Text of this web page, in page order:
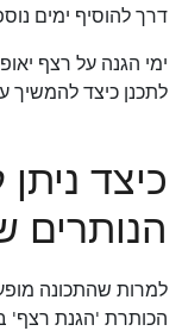
דרך להוסיף ימים
ימי הגנה על רצף
לתכנן כיצד להמשיך
כיצד
הנותרים
הכותרת 'הגנת רצף'